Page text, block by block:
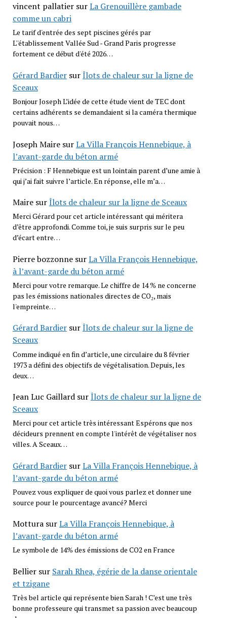
vincent pallatiersurLa Grenouillère gambade
comme un cabri
Le tarif d'entrée des sept piscines gérés par
L''établissement Vallée Sud - Grand Paris progresse
fortement ce début d'été 2026…
Gérard BardiersurÎlots de chaleur sur la ligne de
Sceaux
Bonjour Joseph L’idée de cette étude vient de TEC dont
certains adhérents se demandaient si la caméra thermique
pouvait nous…
Joseph MairesurLa Villa François Hennebique, à
l’avant-garde du béton armé
Précision : F Hennebique est un lointain parent d’une amie à
qui j’ai fait suivre l’article. En réponse, elle m’a…
MairesurÎlots de chaleur sur la ligne de Sceaux
Merci Gérard pour cet article intéressant qui méritera
d’être approfondi. Comme toi, je suis surpris sur le peu
d’écart entre…
Pierre bozzonnesurLa Villa François Hennebique,
à l’avant-garde du béton armé
Merci pour votre remarque. Le chiffre de 14 % ne concerne
pas les émissions nationales directes de CO₂, mais
l'empreinte…
Gérard BardiersurÎlots de chaleur sur la ligne de
Sceaux
Comme indiqué en fin d’article, une circulaire du 8 février
1973 a défini des objectifs de végétalisation. Depuis, les
deux…
Jean Luc GaillardsurÎlots de chaleur sur la ligne de
Sceaux
Merci pour cet article très intéressant Espérons que nos
décideurs prennent en compte l'intérêt de végétaliser nos
villes. A Sceaux…
Gérard BardiersurLa Villa François Hennebique, à
l’avant-garde du béton armé
Pouvez vous expliquer de quoi vous parlez et donner une
source pour le pourcentage avancé? Merci
MotturasurLa Villa François Hennebique, à
l’avant-garde du béton armé
Le symbole de 14% des émissions de CO2 en France
Belliersur Sarah Rhea, égérie de la danse orientale
et tzigane
Très bel article qui représente bien Sarah ! C’est une très
bonne professeure qui transmet sa passion avec beaucoup